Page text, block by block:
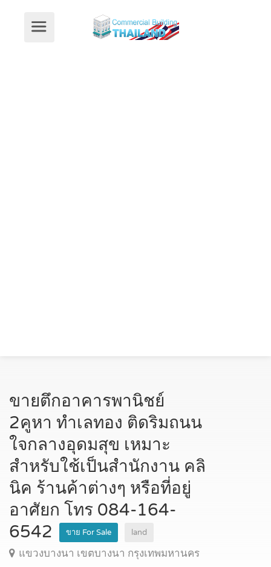
ขายตึกอาคารพานิชย์
2คูหา ทำเลทอง ติดริมถนน
ใจกลางอุดมสุข เหมาะ
สำหรับใช้เป็นสำนักงาน คลิ
นิค ร้านค้าต่างๆ หรือที่อยู่
อาศัยก โทร 084-164-
6542
ขาย For Sale land
แขวงบางนา เขตบางนา กรุงเทพมหานคร